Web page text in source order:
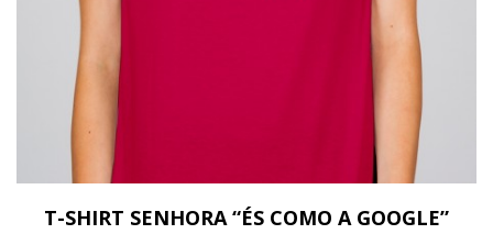
T-SHIRT SENHORA “ÉS COMO A GOOGLE”